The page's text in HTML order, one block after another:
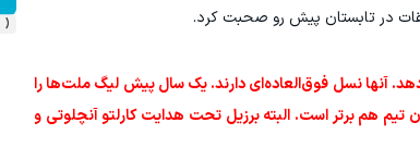
هر کاری انجام دهد. آنها نسل فوق‌العاده‌ای دارند. یک سال پیش لیگ ملت‌ها را
حتی از آن تیم هم برتر است. البته برزیل تحت هدایت کارلتو آنچلوتی و
‹